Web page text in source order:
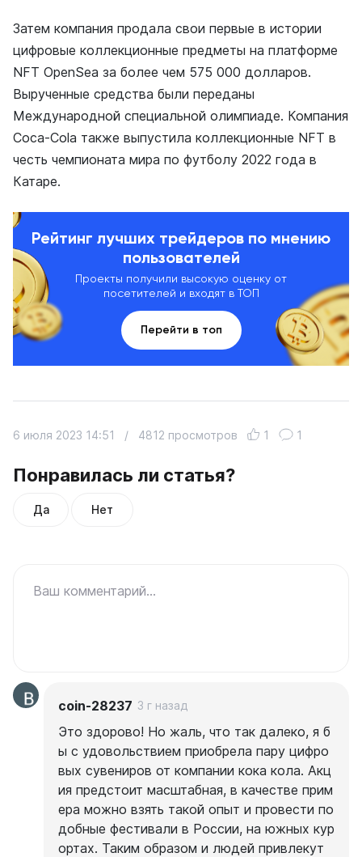
Затем компания продала свои первые в истории
цифровые коллекционные предметы на платформе
NFT OpenSea за более чем 575 000 долларов.
Вырученные средства были переданы
Международной специальной олимпиаде. Компания
Coca-Cola также выпустила коллекционные NFT в
честь чемпионата мира по футболу 2022 года в
Катаре.
Рейтинг лучших трейдеров по мнению
пользователей
Проекты получили высокую оценку от
посетителей и входят в ТОП
Перейти в топ
Понравилась ли статья?
Да Нет
6 июля 2023 14:51 / 4812 просмотров 1 1
Ваш комментарий...
coin-28237 3 г назад
Это здорово! Но жаль, что так далеко, я б
ы с удовольствием приобрела пару цифро
вых сувениров от компании кока кола. Акц
ия предстоит масштабная, в качестве прим
ера можно взять такой опыт и провести по
добные фестивали в России, на южных кур
ортах. Таким образом и людей привлекут